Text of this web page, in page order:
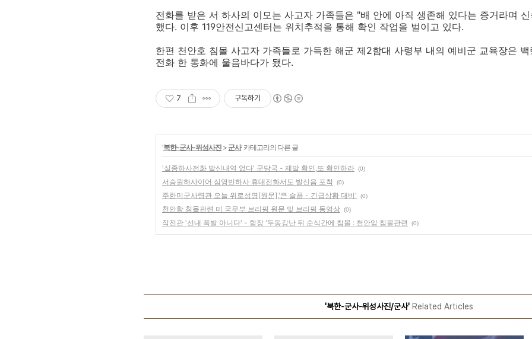
전화를 받은 서 하사의 이모는 사고자 가족들은 "배 안에 아직 생존해 있다는 증거라며
했다. 이후 119안전신고센터는 위치추적을 통해 확인 작업을 벌이고 있다.
한편 천안호 침몰 사고자 가족들로 가득한 해군 제2함대 사령부 내의 예비군 교육장은
전화 한 통화에 울음바다가 됐다.
7 구독하기
'북한-군사-위성사진 > 군사' 카테고리의 다른 글
'실종하사전화 발신내역 없다' 군당국 - 제발 확인,또 확인하라 (0)
서승원하사이어 심영빈하사 휴대전화서도 발신음 포착 (0)
주한미군사령관 오늘 위로성명[원문],'큰 슬픔 - 긴급상황 대비' (0)
천안함 침몰관련 미 국무부 브리핑 원문 및 브리핑 동영상 (0)
작전관 '선내 폭발 아니다' - 함장 '두동강난 뒤 순식간에 침몰 : 천안암 침몰관련 (0)
'북한-군사-위성사진/군사' Related Articles